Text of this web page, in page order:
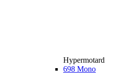
Hypermotard
698 Mono